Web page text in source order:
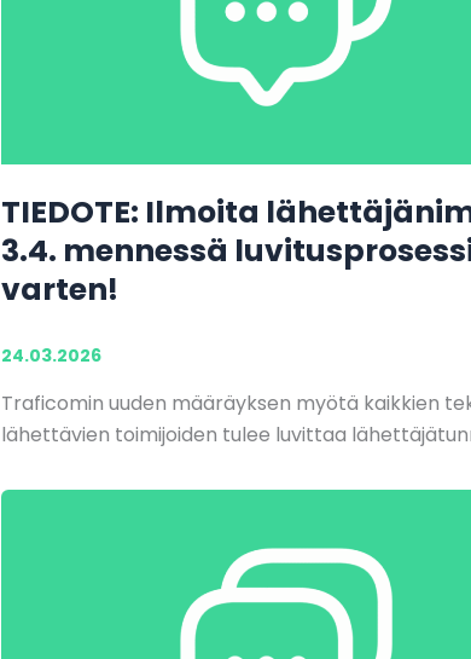
TIEDOTE: Ilmoita
3.4. mennessä
varten!
24.03.2026
Traficomin uuden määräyksen myötä kaikkien
lähettävien toimijoiden tulee luvittaa